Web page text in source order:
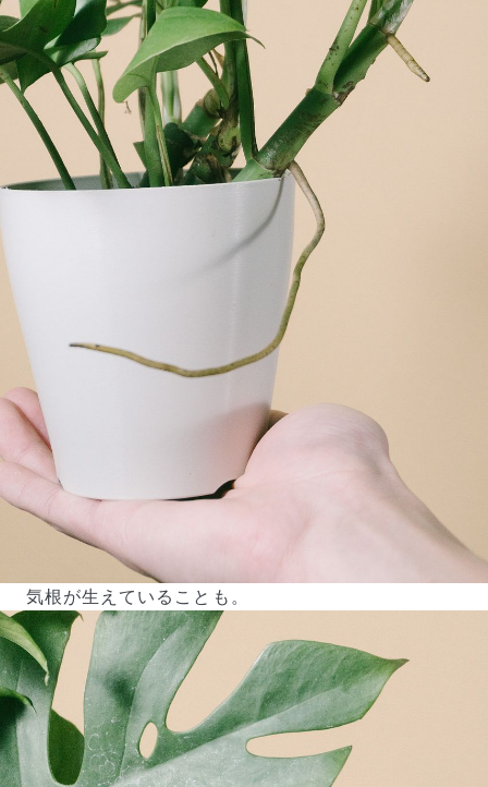
写真と同じものが届く？
商品ページに掲載している写真は、実際にお届けする商
品を撮影したものです。お花は生き物なので、どうして
も色味やサイズ・咲き方に個体差はありますが、できる
だけ写真のイメージに近いものをお届けできるように人
の目でチェックをしています。
よくある質問
Q. 毎月自動でお花が届くサービスですか？
いいえ、毎月自動でお届けするサービスではありません。好
きな時に好きな花をご注文いただけます。
Q. 配送できないエリアはありますか？
ただいま沖縄・離島エリアへの配送には対応しておりませ
ん。ご了承ください。
Q. 配送日時は指定できますか？
お花をベストなタイミングで発送しているため、お届け日の
指定はできません。受け取り時間帯は、発送後にクロネコヤ
マトのアプリから変更可能です。
Q. 注文後にキャンセルできますか？
ご注文後一定時間内であればキャンセル可能です。
気根が生えていることも。